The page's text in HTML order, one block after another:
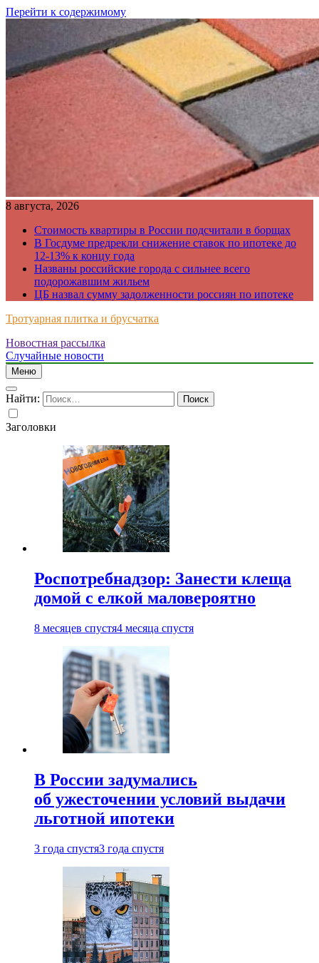
Перейти к содержимому
8 августа, 2026
Стоимость квартиры в России подсчитали в борщах
В Госдуме предрекли снижение ставок по ипотеке до
12-13% к концу года
Названы российские города с сильнее всего
подорожавшим жильем
ЦБ назвал сумму задолженности россиян по ипотеке
Тротуарная плитка и брусчатка
Just another WordPress site
Новостная рассылка
Случайные новости
Меню
Найти:
Заголовки
Роспотребнадзор: Занести клеща
домой с елкой маловероятно
8 месяцев спустя4 месяца спустя
В России задумались
об ужесточении условий выдачи
льготной ипотеки
3 года спустя3 года спустя